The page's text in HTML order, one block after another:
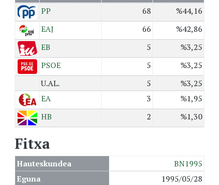
PP
68
%44,16
EAJ
66
%42,86
EB
5
%3,25
PSOE
5
%3,25
U.AL.
5
%3,25
EA
3
%1,95
HB
2 %1,30
Fitxa
Hauteskundea
BN1995
Eguna
1995/05/28